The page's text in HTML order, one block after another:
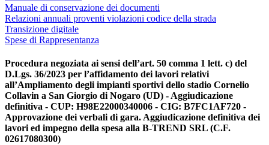
Manuale di conservazione dei documenti
Relazioni annuali proventi violazioni codice della strada
Transizione digitale
Spese di Rappresentanza
Procedura negoziata ai sensi dell’art. 50 comma 1 lett. c) del
D.Lgs. 36/2023 per l’affidamento dei lavori relativi
all’Ampliamento degli impianti sportivi dello stadio Cornelio
Collavin a San Giorgio di Nogaro (UD) - Aggiudicazione
definitiva - CUP: H98E22000340006 - CIG: B7FC1AF720 -
Approvazione dei verbali di gara. Aggiudicazione definitiva dei
lavori ed impegno della spesa alla B-TREND SRL (C.F.
02617080300)